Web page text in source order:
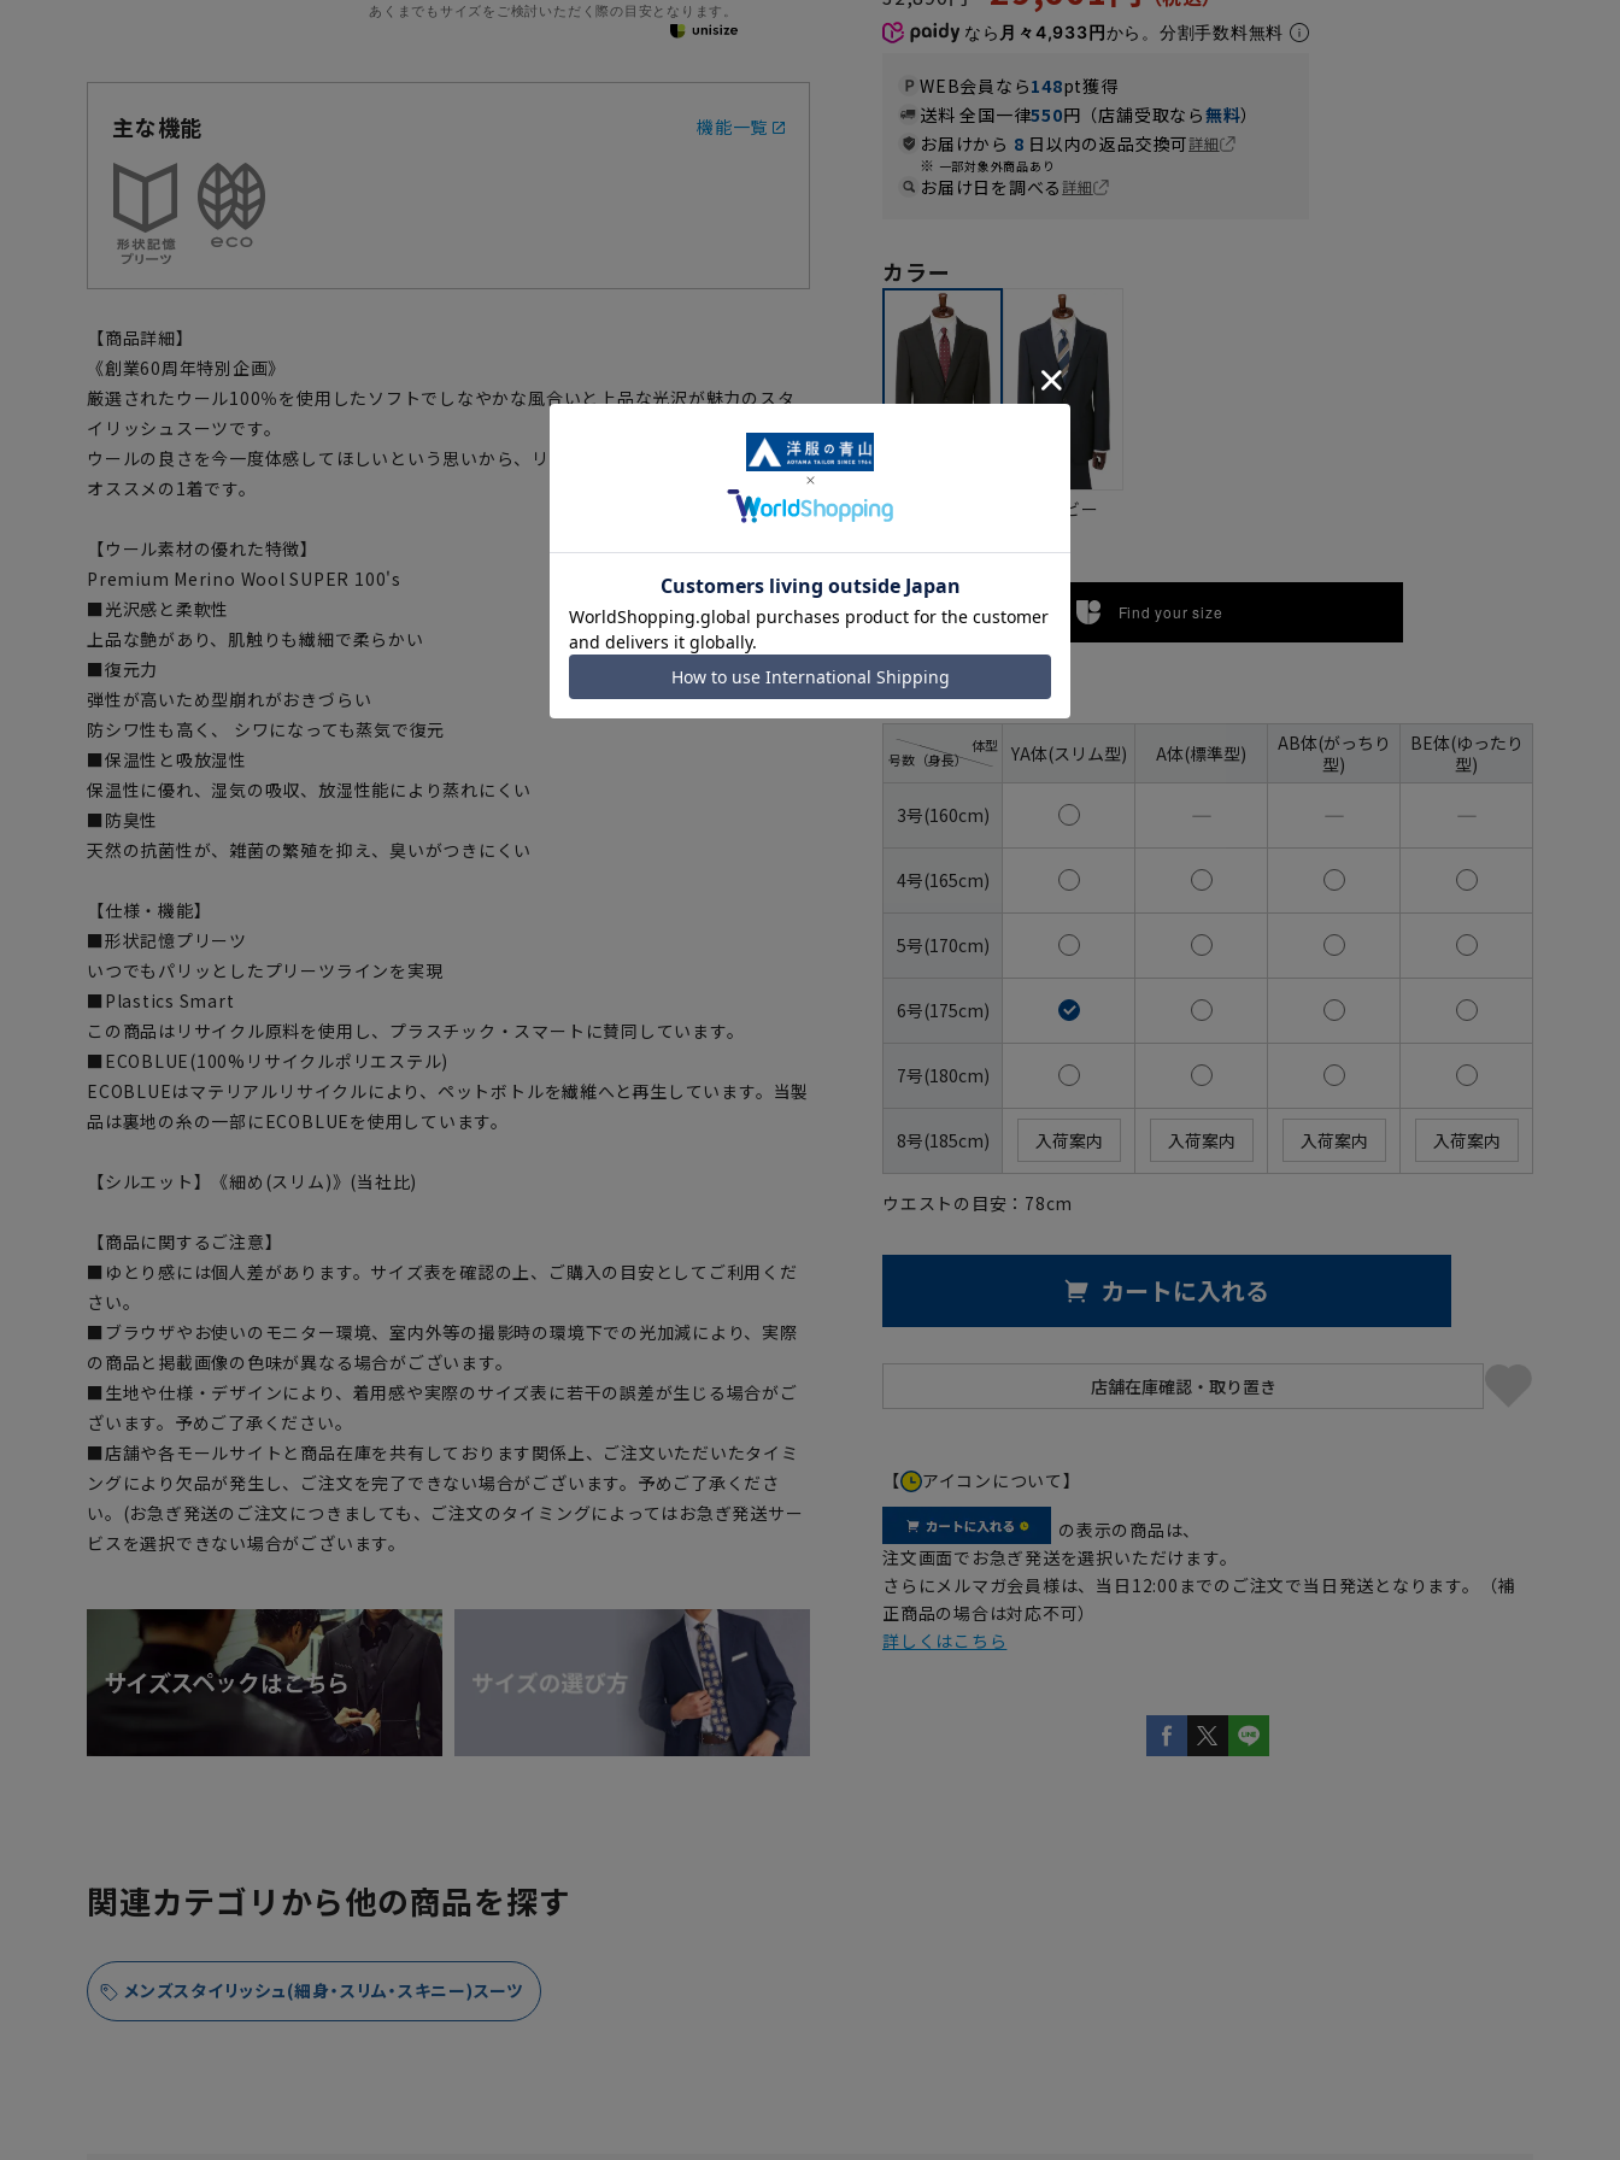
あくまでもサイズをご検討いただく際の目安となります。
主な機能 機能一覧
【商品詳細】
《創業60周年特別企画》
厳選されたウール100％を使用したソフトでしなやかな風合いと上品な光沢が魅力のスタ
イリッシュスーツです。
ウールの良さを今一度体感してほしいという思いから、リーズナブルな価格にて企画した
オススメの1着です。
【ウール素材の優れた特徴】
Premium Merino Wool SUPER 100's
■光沢感と柔軟性
上品な艶があり、肌触りも繊細で柔らかい
■復元力
弾性が高いため型崩れがおきづらい
防シワ性も高く、 シワになっても蒸気で復元
■保温性と吸放湿性
保温性に優れ、湿気の吸収、放湿性能により蒸れにくい
■防臭性
天然の抗菌性が、雑菌の繁殖を抑え、臭いがつきにくい
【仕様・機能】
■形状記憶プリーツ
いつでもパリッとしたプリーツラインを実現
■Plastics Smart
この商品はリサイクル原料を使用し、プラスチック・スマートに賛同しています。
■ECOBLUE(100%リサイクルポリエステル)
ECOBLUEはマテリアルリサイクルにより、ペットボトルを繊維へと再生しています。当製
品は裏地の糸の一部にECOBLUEを使用しています。
【シルエット】《細め(スリム)》(当社比)
【商品に関するご注意】
■ゆとり感には個人差があります。サイズ表を確認の上、ご購入の目安としてご利用くだ
さい。
■ブラウザやお使いのモニター環境、室内外等の撮影時の環境下での光加減により、実際
の商品と掲載画像の色味が異なる場合がございます。
■生地や仕様・デザインにより、着用感や実際のサイズ表に若干の誤差が生じる場合がご
ざいます。予めご了承ください。
■店舗や各モールサイトと商品在庫を共有しております関係上、ご注文いただいたタイミ
ングにより欠品が発生し、ご注文を完了できない場合がございます。予めご了承くださ
い。(お急ぎ発送のご注文につきましても、ご注文のタイミングによってはお急ぎ発送サー
ビスを選択できない場合がございます。
なら 月々4,933円から。分割手数料無料
WEB会員なら148pt獲得
送料 全国一律550円（店舗受取なら無料）
お届けから 8 日以内の返品交換可詳細
一部対象外商品あり
お届け日を調べる詳細
カラー
ネイビー
Find your size
サイズ
号数（身長）
体型 YA体(スリム型) A体(標準型)
AB体(がっちり
型)
BE体(ゆったり
型)
3号(160cm) ― ― ―
4号(165cm)
5号(170cm)
6号(175cm)
7号(180cm)
8号(185cm) 入荷案内 入荷案内 入荷案内 入荷案内
ウエストの目安： 78cm
カートに入れる
【 アイコンについて】
の表示の商品は、
注文画面でお急ぎ発送を選択いただけます。
さらにメルマガ会員様は、当日12:00までのご注文で当日発送となります。（補
正商品の場合は対応不可）
詳しくはこちら
関連カテゴリから他の商品を探す
メンズスタイリッシュ(細身・スリム・スキニー)スーツ